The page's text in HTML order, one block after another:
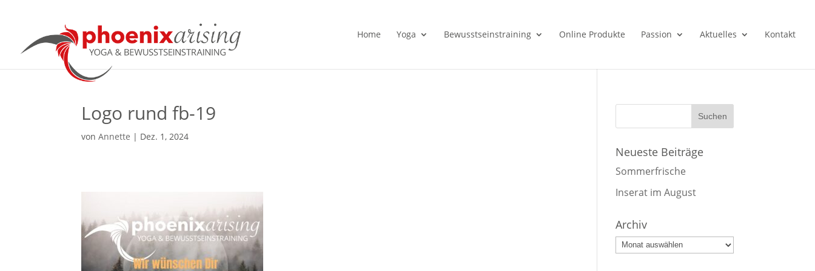
Home Yoga Bewusstseinstraining Online Produkte Passion Aktuelles Kontakt
Logo rund fb-19
vonAnnette | Dez. 1, 2024
Neueste Beiträge
Sommerfrische
Inserat im August
Archiv
Archiv